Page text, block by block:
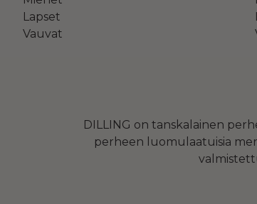
Lapset
Vauvat
DILLING on tanskalainen
perheen luomulaatuisia